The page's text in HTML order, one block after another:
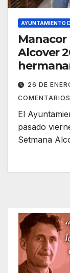
AYUNTAMIENTO
Alcover
26 DE
COMENTARIOS
El
pasado
Setmana